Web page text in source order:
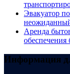
Эвакуатор
Аренда
обеспечения
Информация